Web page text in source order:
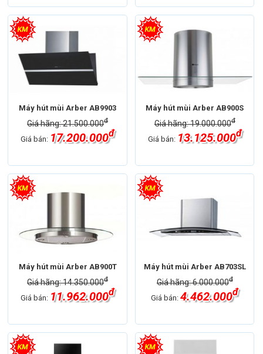
Máy hút mùi Arber AB9903
Giá hãng: 21.500.000đ
Giá bán: 17.200.000đ
Máy hút mùi Arber AB900S
Giá hãng: 19.000.000đ
Giá bán: 13.125.000đ
Máy hút mùi Arber AB900T
Giá hãng: 14.350.000đ
Giá bán: 11.962.000đ
Máy hút mùi Arber AB703SL
Giá hãng: 6.000.000đ
Giá bán:4.462.000đ